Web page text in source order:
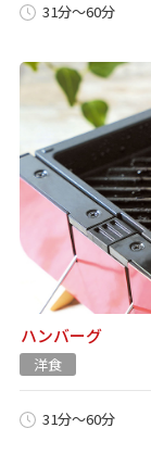
31分～60分
ハンバーグ
洋食
31分～60分